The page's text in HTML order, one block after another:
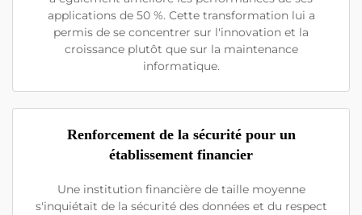
applications de 50 %. Cette transformation lui a
permis de se concentrer sur l'innovation et la
croissance plutôt que sur la maintenance
informatique.
Renforcement de la sécurité pour un
établissement financier
Une institution financière de taille moyenne
s'inquiétait de la sécurité des données et du respect